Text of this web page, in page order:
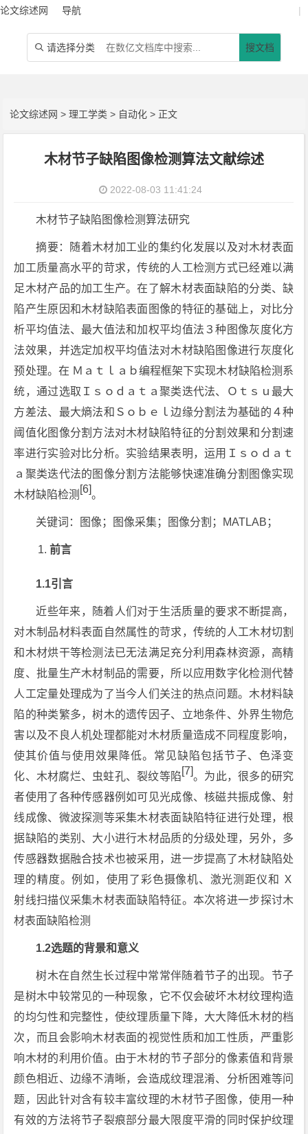
论文综述网 导航 |
 请选择分类 搜文档
论文综述网 >理工学类 > 自动化 > 正文
木材节子缺陷图像检测算法文献综述
2022-08-03 11:41:24
木材节子缺陷图像检测算法研究
摘要：随着木材加工业的集约化发展以及对木材表面
加工质量高水平的苛求，传统的人工检测方式已经难以满
足木材产品的加工生产。在了解木材表面缺陷的分类、缺
陷产生原因和木材缺陷表面图像的特征的基础上，对比分
析平均值法、最大值法和加权平均值法３种图像灰度化方
法效果，并选定加权平均值法对木材缺陷图像进行灰度化
预处理。在 Ｍａｔｌａｂ编程框架下实现木材缺陷检测系
统，通过选取Ｉｓｏｄａｔａ聚类迭代法、Ｏｔｓｕ最大
方差法、最大熵法和Ｓｏｂｅｌ边缘分割法为基础的４种
阈值化图像分割方法对木材缺陷特征的分割效果和分割速
率进行实验对比分析。实验结果表明，运用Ｉｓｏｄａｔ
ａ聚类迭代法的图像分割方法能够快速准确分割图像实现
木材缺陷检测 [6]。
关键词：图像；图像采集；图像分割；MATLAB；
前言
1.1引言
近些年来，随着人们对于生活质量的要求不断提高，
对木制品材料表面自然属性的苛求，传统的人工木材切割
和木材烘干等检测法已无法满足充分利用森林资源，高精
度、批量生产木材制品的需要，所以应用数字化检测代替
人工定量处理成为了当今人们关注的热点问题。木材料缺
陷的种类繁多，树木的遗传因子、立地条件、外界生物危
害以及不良人机处理都能对木材质量造成不同程度影响，
使其价值与使用效果降低。常见缺陷包括节子、色泽变
化、木材腐烂、虫蛀孔、裂纹等陷[7]。为此，很多的研究
者使用了各种传感器例如可见光成像、核磁共振成像、射
线成像、微波探测等采集木材表面缺陷特征进行处理，根
据缺陷的类别、大小进行木材品质的分级处理，另外，多
传感器数据融合技术也被采用，进一步提高了木材缺陷处
理的精度。例如，使用了彩色摄像机、激光测距仪和 Ｘ
射线扫描仪采集木材表面缺陷特征。本次将进一步探讨木
材表面缺陷检测
1.2选题的背景和意义
树木在自然生长过程中常常伴随着节子的出现。节子
是树木中较常见的一种现象，它不仅会破坏木材纹理构造
的均匀性和完整性，使纹理质量下降，大大降低木材的档
次，而且会影响木材表面的视觉性质和加工性质，严重影
响木材的利用价值。由于木材的节子部分的像素值和背景
颜色相近、边缘不清晰，会造成纹理混淆、分析困难等问
题，因此针对含有较丰富纹理的木材节子图像，使用一种
有效的方法将节子裂痕部分最大限度平滑的同时保护纹理